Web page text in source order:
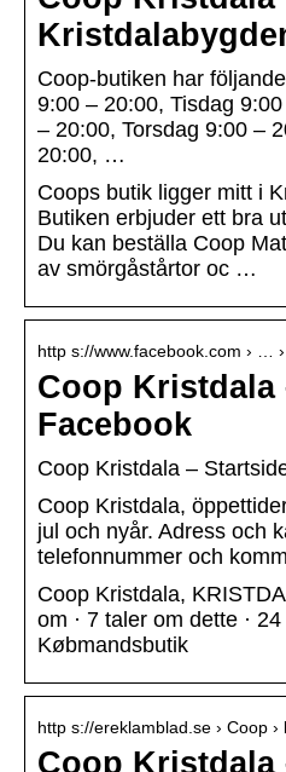
Coop-butiken har
9:00 – 20:00, Tisdag
– 20:00, Torsdag 9:00 –
20:00, …
Coops butik ligger mitt i
Butiken erbjuder ett bra
Du kan beställa Coop
av smörgåstårtor oc …
http s://www.facebook.com › …
Coop Kristdala
Facebook
Coop Kristdala –
Coop Kristdala,
jul och nyår. Adress och
telefonnummer och
Coop Kristdala,
om · 7 taler om dette ·
Købmandsbutik
http s://ereklamblad.se › Coop
Coop Kristdala